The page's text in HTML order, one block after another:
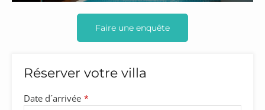
Faire une enquête
Réserver votre villa
Date d´arrivée *